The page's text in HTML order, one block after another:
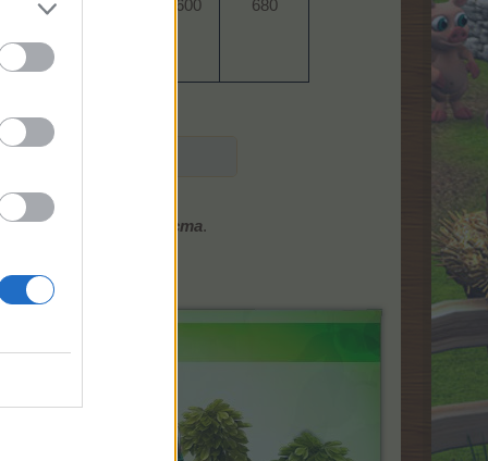
600​ 680​
нови постоянни куеста.